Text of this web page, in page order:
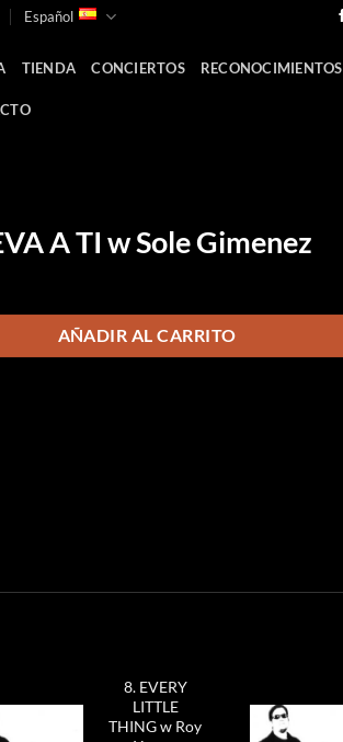
Español
TIENDA CONCIERTOS RECONOCIMIENTOS
A TI w Sole Gimenez
AÑADIR AL CARRITO
8. EVERY
LITTLE
THING w Roy